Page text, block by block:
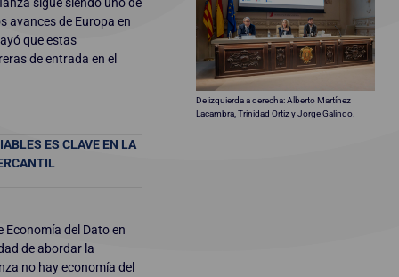
avances de Europa en
que estas
de entrada en el
ES CLAVE EN LA
Economía del Dato en
de abordar la
no hay economía del
De izquierda a derecha: Alberto Martínez
Lacambra, Trinidad Ortiz y Jorge Galindo.